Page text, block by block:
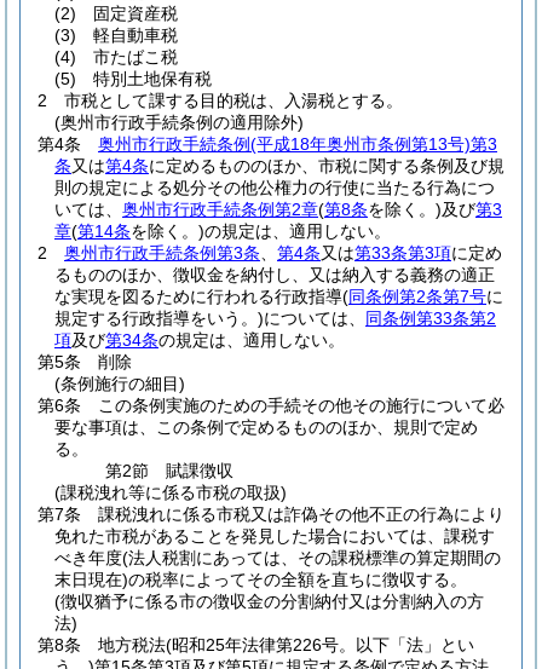
(2)
固定資産税
(3)
軽自動車税
(4)
市たばこ税
(5)
特別土地保有税
2
市税として課する目的税は、入湯税とする。
(奥州市行政手続条例の適用除外)
第4条
奥州市行政手続条例(平成18年奥州市条例第13号)第3
条又は第4条に定めるもののほか、市税に関する条例及び規
則の規定による処分その他公権力の行使に当たる行為につ
いては、 奥州市行政手続条例第2章(第8条を除く。)及び第3
章(第14条を除く。)の規定は、適用しない。
2
奥州市行政手続条例第3条 第4条又は第33条第3項に定め
るもののほか、徴収金を納付し、又は納入する義務の適正
な実現を図るために行われる行政指導(同条例第2条第7号に
規定する行政指導をいう。)については、 同条例第33条第2
項及び第34条の規定は、適用しない。
第5条
削除
(条例施行の細目)
第6条
この条例実施のための手続その他その施行について必
要な事項は、この条例で定めるもののほか、規則で定め
る。
第2節
賦課徴収
(課税洩れ等に係る市税の取扱)
第7条
課税洩れに係る市税又は詐偽その他不正の行為により
免れた市税があることを発見した場合においては、課税す
べき年度(法人税割にあっては、その課税標準の算定期間の
末日現在)の税率によってその全額を直ちに徴収する。
(徴収猶予に係る市の徴収金の分割納付又は分割納入の方
法)
第8条
地方税法(昭和25年法律第226号。以下「法」とい